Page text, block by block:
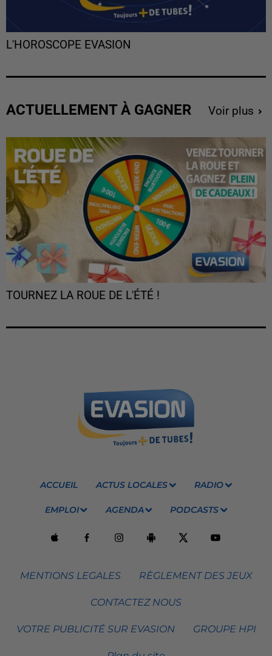
L'HOROSCOPE EVASION
ACTUELLEMENT À GAGNER Voir plus
TOURNEZ LA ROUE DE L'ÉTÉ !
ACCUEIL ACTUS LOCALES RADIO
EMPLOI AGENDA PODCASTS
MENTIONS LEGALES RÈGLEMENT DES JEUX
CONTACTEZ NOUS
VOTRE PUBLICITÉ SUR EVASION GROUPE HPI